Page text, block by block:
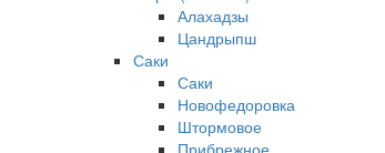
Алахадзы
Цандрыпш
Саки
Саки
Новофедоровка
Штормовое
Прибрежное